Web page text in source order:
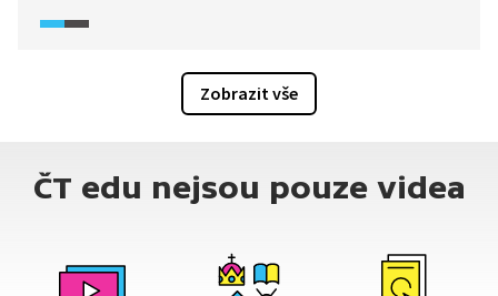
prezentovaný ideál tělesné krásy? Na nebezpečí
Rochová. Pořadem provází Cyril Höschl.
Zobrazit vše
ČT edu nejsou pouze videa